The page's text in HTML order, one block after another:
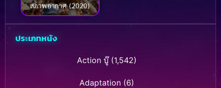
สภาพอากาศ (2020)
ประเภทหนัง
Action บู๊(1,542)
Adaptation (6)